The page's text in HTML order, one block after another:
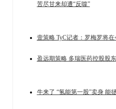
苦尽甘来却遭“反噬”
壹策略 TyC记者：罗梅罗将
盈远期策略 多瑞医药控股股
牛来了 “氢能第一股”卖身 能